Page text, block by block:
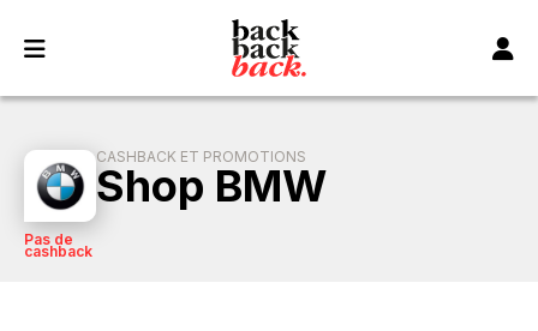
CASHBACK ET PROMOTIONS
Shop BMW
Pas de
cashback